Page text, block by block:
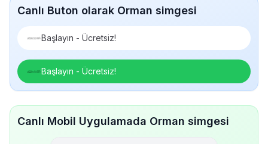
Canlı Buton olarak Orman simgesi
Başlayın - Ücretsiz!
Başlayın - Ücretsiz!
Canlı Mobil Uygulamada Orman simgesi